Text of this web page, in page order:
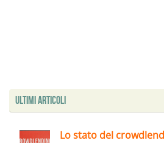
Ultimi articoli
Lo stato del